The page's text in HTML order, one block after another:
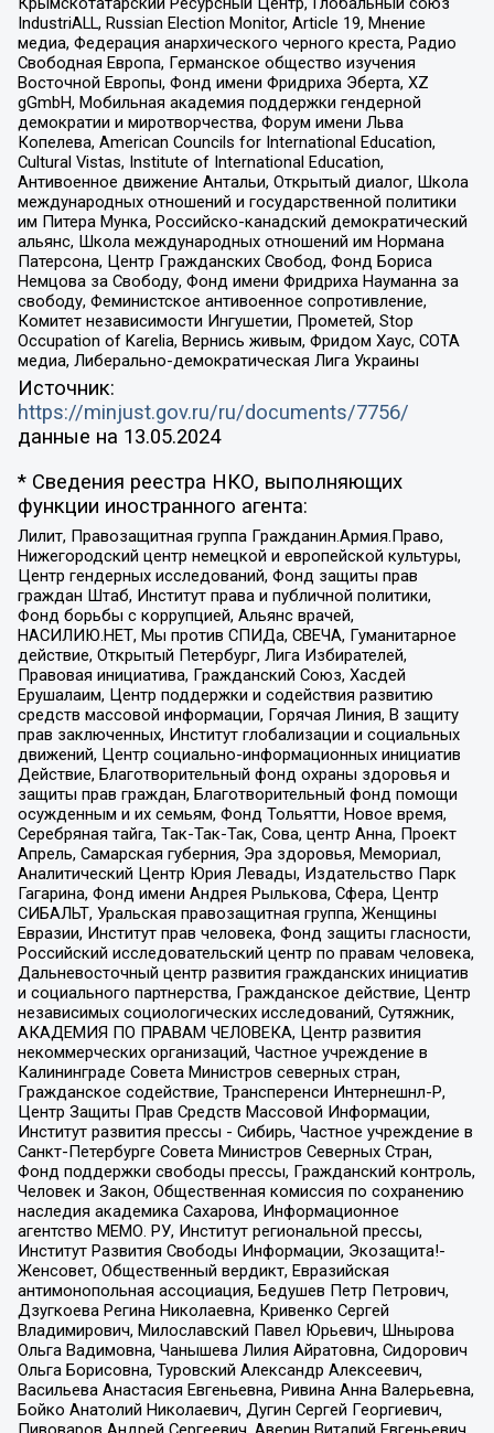
IndustriALL, Russian Election Monitor, Article 19, Мнение
медиа, Федерация анархического черного креста, Радио
Свободная Европа, Германское общество изучения
Восточной Европы, Фонд имени Фридриха Эберта, XZ
gGmbH, Мобильная академия поддержки гендерной
демократии и миротворчества, Форум имени Льва
Копелева, American Councils for International Education,
Cultural Vistas, Institute of International Education,
Антивоенное движение Антальи, Открытый диалог, Школа
международных отношений и государственной политики
им Питера Мунка, Российско-канадский демократический
альянс, Школа международных отношений им Нормана
Патерсона, Центр Гражданских Свобод, Фонд Бориса
Немцова за Свободу, Фонд имени Фридриха Науманна за
свободу, Феминистское антивоенное сопротивление,
Комитет независимости Ингушетии, Прометей, Stop
Occupation of Karelia, Вернись живым, Фридом Хаус, СОТА
медиа, Либерально-демократическая Лига Украины
Источник:
https://minjust.gov.ru/ru/documents/7756/
данные на 13.05.2024
* Сведения реестра НКО, выполняющих
функции иностранного агента:
Лилит, Правозащитная группа Гражданин.Армия.Право,
Нижегородский центр немецкой и европейской культуры,
Центр гендерных исследований, Фонд защиты прав
граждан Штаб, Институт права и публичной политики,
Фонд борьбы с коррупцией, Альянс врачей,
НАСИЛИЮ.НЕТ, Мы против СПИДа, СВЕЧА, Гуманитарное
действие, Открытый Петербург, Лига Избирателей,
Правовая инициатива, Гражданский Союз, Хасдей
Ерушалаим, Центр поддержки и содействия развитию
средств массовой информации, Горячая Линия, В защиту
прав заключенных, Институт глобализации и социальных
движений, Центр социально-информационных инициатив
Действие, Благотворительный фонд охраны здоровья и
защиты прав граждан, Благотворительный фонд помощи
осужденным и их семьям, Фонд Тольятти, Новое время,
Серебряная тайга, Так-Так-Так, Сова, центр Анна, Проект
Апрель, Самарская губерния, Эра здоровья, Мемориал,
Аналитический Центр Юрия Левады, Издательство Парк
Гагарина, Фонд имени Андрея Рылькова, Сфера, Центр
СИБАЛЬТ, Уральская правозащитная группа, Женщины
Евразии, Институт прав человека, Фонд защиты гласности,
Российский исследовательский центр по правам человека,
Дальневосточный центр развития гражданских инициатив
и социального партнерства, Гражданское действие, Центр
независимых социологических исследований, Сутяжник,
АКАДЕМИЯ ПО ПРАВАМ ЧЕЛОВЕКА, Центр развития
некоммерческих организаций, Частное учреждение в
Калининграде Совета Министров северных стран,
Гражданское содействие, Трансперенси Интернешнл-Р,
Центр Защиты Прав Средств Массовой Информации,
Институт развития прессы - Сибирь, Частное учреждение в
Санкт-Петербурге Совета Министров Северных Стран,
Фонд поддержки свободы прессы, Гражданский контроль,
Человек и Закон, Общественная комиссия по сохранению
наследия академика Сахарова, Информационное
агентство МЕМО. РУ, Институт региональной прессы,
Институт Развития Свободы Информации, Экозащита!-
Женсовет, Общественный вердикт, Евразийская
антимонопольная ассоциация, Бедушев Петр Петрович,
Дзугкоева Регина Николаевна, Кривенко Сергей
Владимирович, Милославский Павел Юрьевич, Шнырова
Ольга Вадимовна, Чанышева Лилия Айратовна, Сидорович
Ольга Борисовна, Туровский Александр Алексеевич,
Васильева Анастасия Евгеньевна, Ривина Анна Валерьевна,
Бойко Анатолий Николаевич, Дугин Сергей Георгиевич,